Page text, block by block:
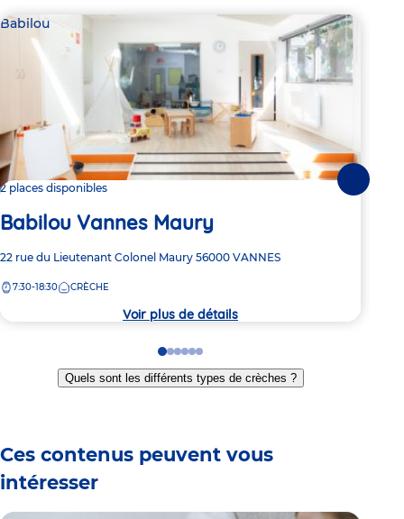
Babilou
2 places disponibles
Babilou Vannes Maury
Adresse
la
22 rue du Lieutenant Colonel Maury 56000 VANNES
7:30-18:30 CRÈCHE
Voir plus de détails
Go
to
slide
Go
to
slide
Go
to
slide
Go
to
slide
Go
to
slide
Go
to
slide
Quels sont les différents types de crèches ?
Ces contenus peuvent vous
intéresser